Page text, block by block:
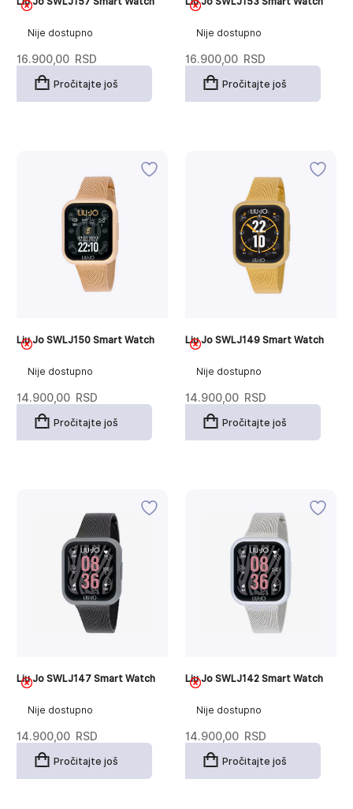
Nije dostupno
16.900,00 RSD
Pročitajte još
Nije dostupno
16.900,00 RSD
Pročitajte još
Nije dostupno
Liu Jo SWLJ150 Smart Watch
14.900,00 RSD
Pročitajte još
Nije dostupno
Liu Jo SWLJ149 Smart Watch
14.900,00 RSD
Pročitajte još
Nije dostupno
Liu Jo SWLJ147 Smart Watch
14.900,00 RSD
Pročitajte još
Nije dostupno
Liu Jo SWLJ142 Smart Watch
14.900,00 RSD
Pročitajte još